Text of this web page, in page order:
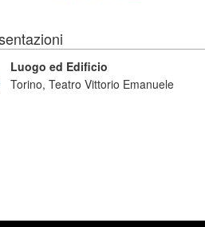
Luogo ed Edificio
Torino, Teatro Vittorio Emanuele